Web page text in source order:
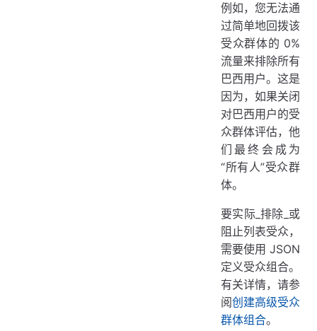
例如，您无法通
过简单地回拨该
受众群体的 0%
流量来排除所有
巴西用户。这是
因为，如果关闭
对巴西用户的受
众群体评估，他
们最终会成为
“所有人”受众群
体。
要实际_排除_或
阻止列表受众，
需要使用 JSON
定义受众组合。
有关详情，请参
阅创建高级受众
群体组合。